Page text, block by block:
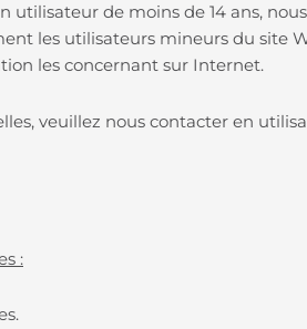
utilisateur de moins de 14 ans,
les utilisateurs mineurs du site
les concernant sur Internet.
veuillez nous contacter en
: